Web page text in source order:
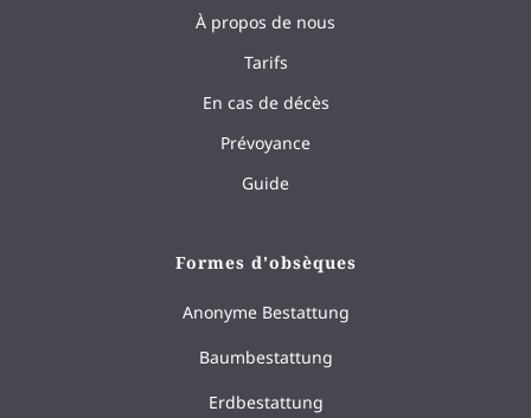
À propos de nous
Tarifs
En cas de décès
Prévoyance
Guide
Formes d'obsèques
Anonyme Bestattung
Baumbestattung
Erdbestattung